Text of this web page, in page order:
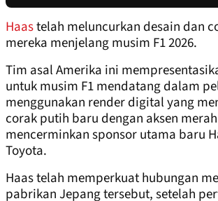
Haastelah meluncurkan desain dan
mereka menjelang musim F1 2026.
Tim asal Amerika ini
untuk musim F1 mendatang dalam
menggunakan render digital yang
corak putih baru dengan aksen
mencerminkan sponsor utama baru
Toyota.
Haas telah memperkuat hubungan
pabrikan Jepang tersebut, setelah